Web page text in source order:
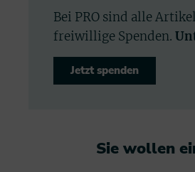
Bei PRO sind alle
freiwillige Spenden.
Jetzt spenden
Sie wollen